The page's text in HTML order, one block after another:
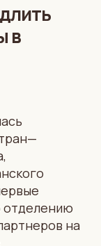
в
отделению
на